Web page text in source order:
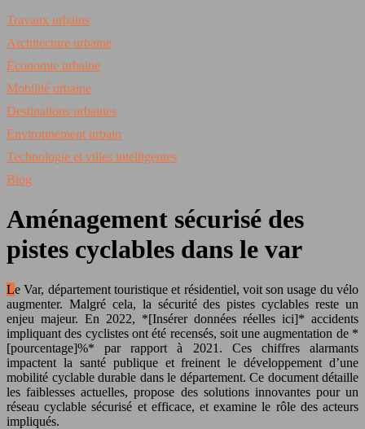
Travaux urbains
Architecture urbaine
Économie urbaine
Mobilité urbaine
Destinations urbaines
Environnement urbain
Technologie et villes intelligentes
Blog
Aménagement sécurisé des
pistes cyclables dans le var
Le Var, département touristique et résidentiel, voit son usage du vélo
augmenter. Malgré cela, la sécurité des pistes cyclables reste un
enjeu majeur. En 2022, *[Insérer données réelles ici]* accidents
impliquant des cyclistes ont été recensés, soit une augmentation de *
[pourcentage]%* par rapport à 2021. Ces chiffres alarmants
impactent la santé publique et freinent le développement d’une
mobilité cyclable durable dans le département. Ce document détaille
les faiblesses actuelles, propose des solutions innovantes pour un
réseau cyclable sécurisé et efficace, et examine le rôle des acteurs
impliqués.